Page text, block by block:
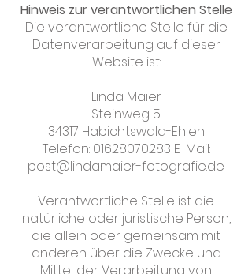
Hinweis zur verantwortlichen Stelle
Die verantwortliche Stelle für die
Datenverarbeitung auf dieser
Website ist:
Linda Maier
Steinweg 5
34317 Habichtswald-Ehlen
Telefon: 01628070283 E-Mail:
post@lindamaier-fotografie.de
Verantwortliche Stelle ist die
natürliche oder juristische Person,
die allein oder gemeinsam mit
anderen über die Zwecke und